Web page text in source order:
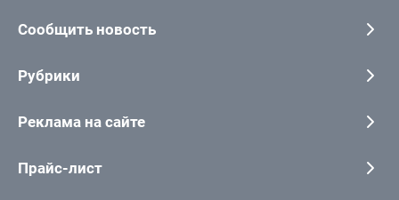
Сообщить новость
Рубрики
Реклама на сайте
Прайс-лист